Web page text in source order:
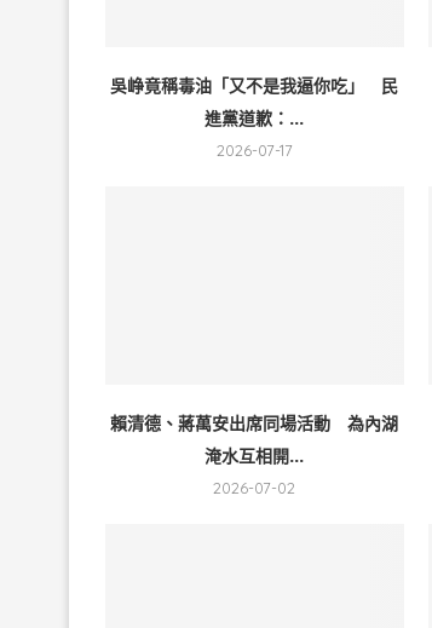
吳峥竟稱毒油「又不是我逼你吃」 民
進黨道歉：...
2026-07-17
賴清德、蔣萬安出席同場活動 為內湖
淹水互相開...
2026-07-02